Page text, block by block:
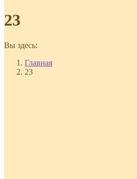
23
Вы здесь:
Главная
23